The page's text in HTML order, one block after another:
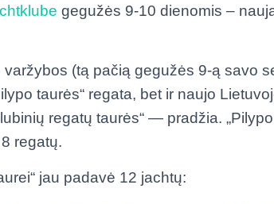
gegužės 9-10 dienomis –
(tą pačią gegužės 9-ą savo
taurės“ regata, bet ir naujo
regatų taurės“ — pradžia.
regatų.
jau padavė 12 jachtų: